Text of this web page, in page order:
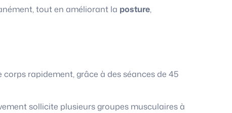
tout en améliorant la posture,
rapidement, grâce à des séances de 45
sollicite plusieurs groupes musculaires à